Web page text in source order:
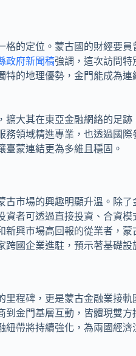
的定位。蒙古國的財經要
政府新聞稿強調，這次訪問特
的地理優勢，金門能成為
大其在東亞金融網絡的足
領域精進專業，也透過國際
蒙連結更為多維且穩固。
市場的興趣明顯升溫。除
者可透過直接投資、合資
興市場高回報的從業者，
國企業進駐，預示著基礎設
程碑，更是蒙古金融業接
金門基層互動，皆體現雙
帶將持續強化，為兩國經